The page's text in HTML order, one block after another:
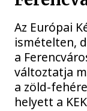
Az Európai
ismételten,
a
változtatja
a zöld-
helyett a